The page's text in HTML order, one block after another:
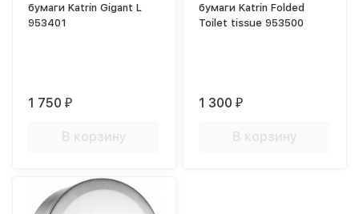
бумаги Katrin Gigant L
953401
1 750₽
В корзину
бумаги Katrin Folded
Toilet tissue 953500
1 300₽
В корзину